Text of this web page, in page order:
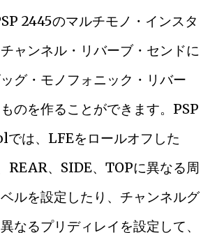
2445のマルチモノ・インスタ
ャンネル・リバーブ・センドに
グ・モノフォニック・リバー
のを作ることができます。PSP
は、LFEをロールオフした
REAR、SIDE、TOPに異なる周
ルを設定したり、チャンネルグ
なるプリディレイを設定して、